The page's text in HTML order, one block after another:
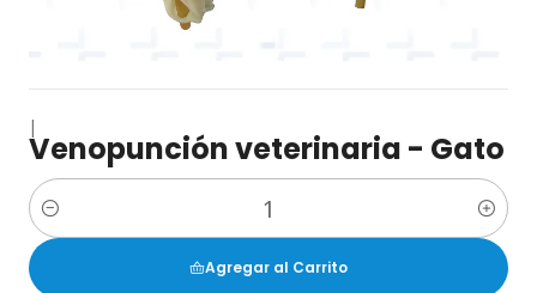
|
Venopunción veterinaria - Gato
Cantidad
Agregar al Carrito